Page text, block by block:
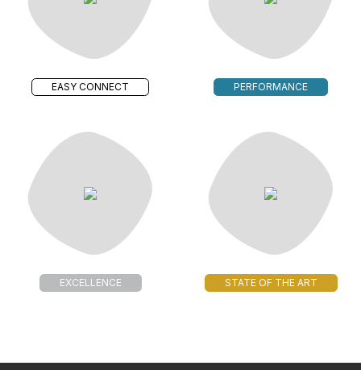
EASY CONNECT PERFORMANCE
EXCELLENCE STATE OF THE ART